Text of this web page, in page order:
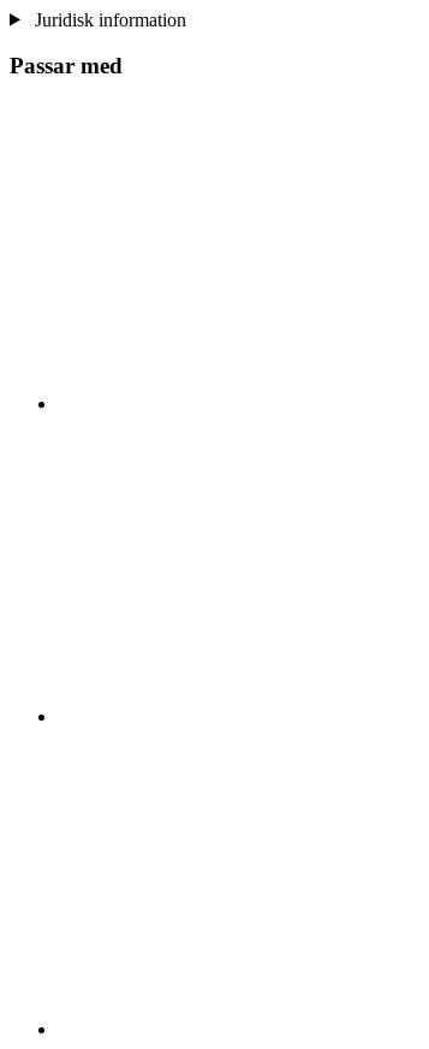
Juridisk information
Passar med